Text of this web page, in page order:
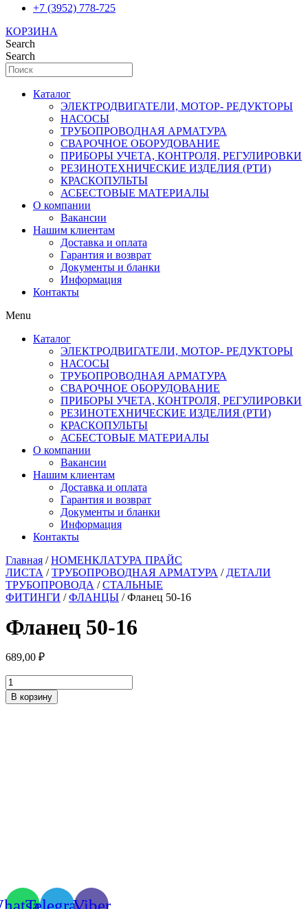
+7 (3952) 778-725
КОРЗИНА
Search
Search
Каталог
ЭЛЕКТРОДВИГАТЕЛИ, МОТОР- РЕДУКТОРЫ
НАСОСЫ
ТРУБОПРОВОДНАЯ АРМАТУРА
СВАРОЧНОЕ ОБОРУДОВАНИЕ
ПРИБОРЫ УЧЕТА, КОНТРОЛЯ, РЕГУЛИРОВКИ
РЕЗИНОТЕХНИЧЕСКИЕ ИЗДЕЛИЯ (РТИ)
КРАСКОПУЛЬТЫ
АСБЕСТОВЫЕ МАТЕРИАЛЫ
О компании
Вакансии
Нашим клиентам
Доставка и оплата
Гарантия и возврат
Документы и бланки
Информация
Контакты
Menu
Каталог
ЭЛЕКТРОДВИГАТЕЛИ, МОТОР- РЕДУКТОРЫ
НАСОСЫ
ТРУБОПРОВОДНАЯ АРМАТУРА
СВАРОЧНОЕ ОБОРУДОВАНИЕ
ПРИБОРЫ УЧЕТА, КОНТРОЛЯ, РЕГУЛИРОВКИ
РЕЗИНОТЕХНИЧЕСКИЕ ИЗДЕЛИЯ (РТИ)
КРАСКОПУЛЬТЫ
АСБЕСТОВЫЕ МАТЕРИАЛЫ
О компании
Вакансии
Нашим клиентам
Доставка и оплата
Гарантия и возврат
Документы и бланки
Информация
Контакты
Главная /НОМЕНКЛАТУРА ПРАЙС
ЛИСТА /ТРУБОПРОВОДНАЯ АРМАТУРА / ДЕТАЛИ
ТРУБОПРОВОДА /СТАЛЬНЫЕ
ФИТИНГИ /ФЛАНЦЫ / Фланец 50-16
Фланец 50-16
689,00 ₽
Количество
товара
Фланец
В корзину
TelegramViber